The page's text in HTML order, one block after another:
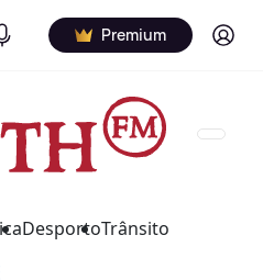
Premium Log in
DesportoTrânsito